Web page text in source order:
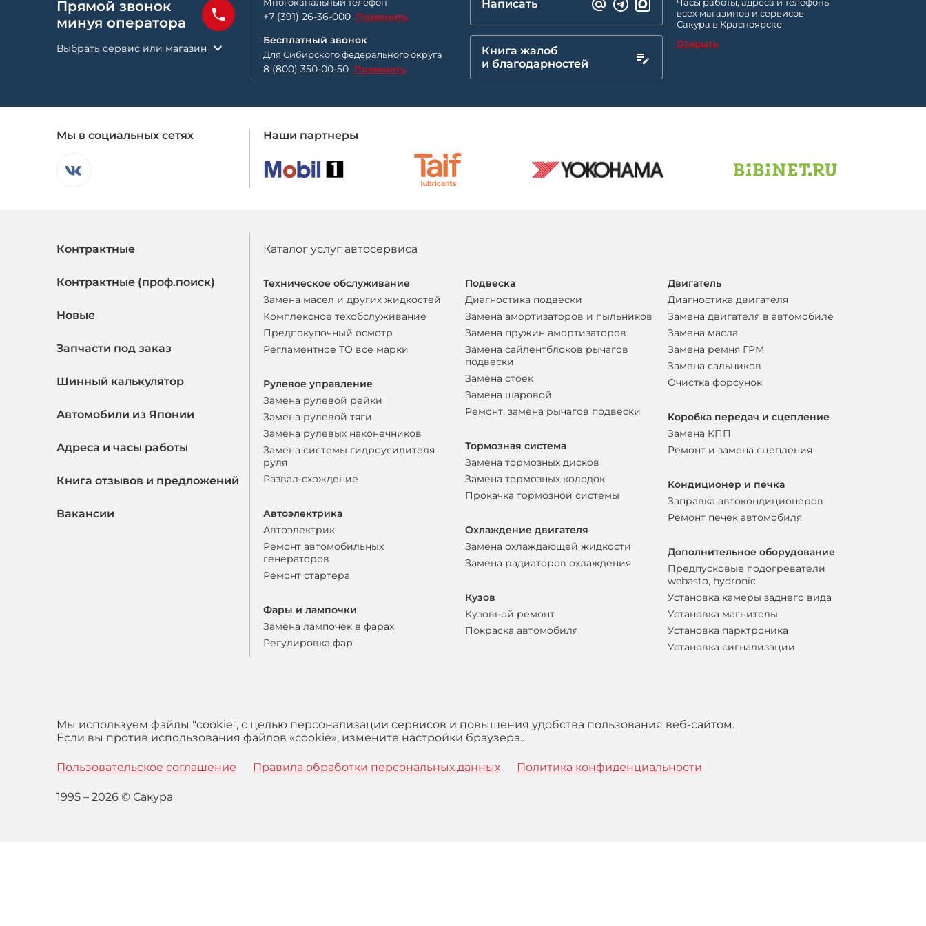
Прямой звонок
минуя оператора
Выбрать сервис или магазин
+7 (391) 26-36-000 Позвонить
Бесплатный звонок
Для Сибирского федерального округа
8 (800) 350-00-50 Позвонить
Написать
Книга жалоб
и благодарностей
всех магазинов и сервисов
Сакура в Красноярске
Открыть
Мы в социальных сетях Наши партнеры
Контрактные
Контрактные (проф.поиск)
Новые
Запчасти под заказ
Шинный калькулятор
Автомобили из Японии
Адреса и часы работы
Книга отзывов и предложений
Вакансии
Каталог услуг автосервиса
Техническое обслуживание
Замена масел и других жидкостей
Комплексное техобслуживание
Предпокупочный осмотр
Регламентное ТО все марки
Рулевое управление
Замена рулевой рейки
Замена рулевой тяги
Замена рулевых наконечников
Замена системы гидроусилителя
руля
Развал-схождение
Автоэлектрика
Автоэлектрик
Ремонт автомобильных
генераторов
Ремонт стартера
Фары и лампочки
Замена лампочек в фарах
Регулировка фар
Подвеска
Диагностика подвески
Замена амортизаторов и пыльников
Замена пружин амортизаторов
Замена сайлентблоков рычагов
подвески
Замена стоек
Замена шаровой
Ремонт, замена рычагов подвески
Тормозная система
Замена тормозных дисков
Замена тормозных колодок
Прокачка тормозной системы
Охлаждение двигателя
Замена охлаждающей жидкости
Замена радиаторов охлаждения
Кузов
Кузовной ремонт
Покраска автомобиля
Двигатель
Диагностика двигателя
Замена двигателя в автомобиле
Замена масла
Замена ремня ГРМ
Замена сальников
Очистка форсунок
Коробка передач и сцепление
Замена КПП
Ремонт и замена сцепления
Кондиционер и печка
Заправка автокондиционеров
Ремонт печек автомобиля
Дополнительное оборудование
Предпусковые подогреватели
webasto, hydronic
Установка камеры заднего вида
Установка магнитолы
Установка парктроника
Установка сигнализации
Мы используем файлы "cookie", с целью персонализации сервисов и повышения удобства пользования веб-сайтом.
Если вы против использования файлов «cookie», измените настройки браузера..
Пользовательское соглашение Правила обработки персональных данных Политика конфиденциальности
1995 – 2026 © Сакура